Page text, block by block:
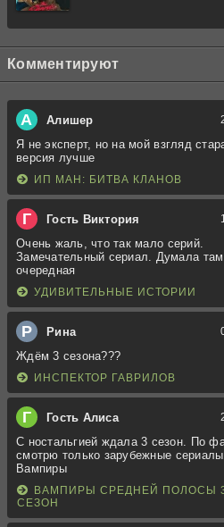
Комментируют
А Алишер
Я не эксперт, но на мой взгляд
версия лучше
ИП МАН: БИТВА КЛАНОВ
Г Гость Виктория
Очень жаль, что так мало серий.
Замечательный сериал. Думала там
очередная
УДИВИТЕЛЬНЫЕ ИСТОРИИ
Р Рина
Ждём 3 сезона???
ИНСПЕКТОР ГАВРИЛОВ
Г Гость Алиса
С ностальгией ждала 3 сезон. По
смотрю только зарубежные
Вампиры
ВАМПИРЫ СРЕДНЕЙ ПОЛОСЫ
СЕЗОН